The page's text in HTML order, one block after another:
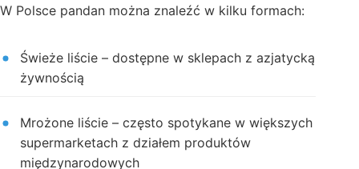
W Polsce pandan można znaleźć w kilku formach:
Świeże liście – dostępne w sklepach z azjatycką
żywnością
Mrożone liście – często spotykane w większych
supermarketach z działem produktów
międzynarodowych